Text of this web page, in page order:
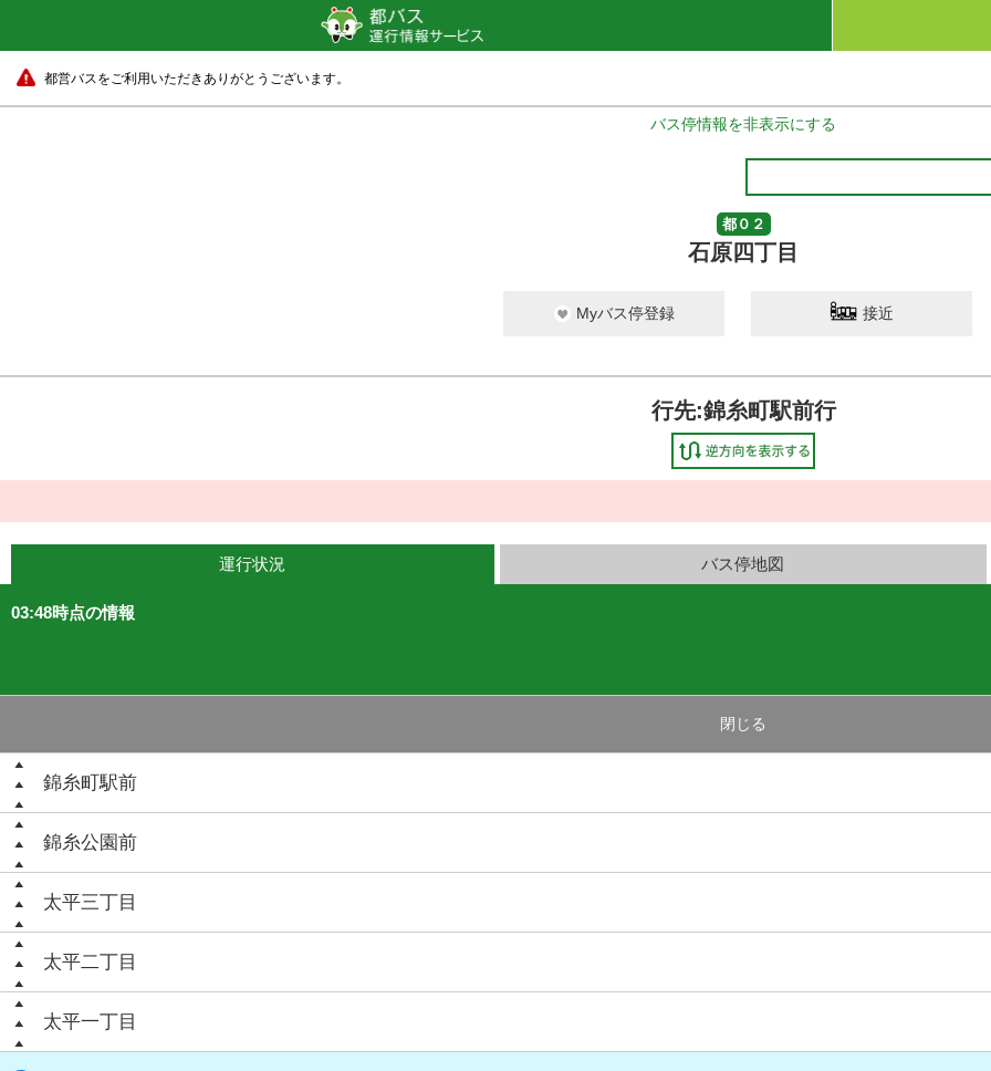
都営バスをご利用いただきありがとうございます。
バス停情報を非表示にする
都０２
石原四丁目
Myバス停登録 接近
行先:錦糸町駅前行
運行状況 バス停地図
03:48時点の情報
閉じる
錦糸町駅前
錦糸公園前
太平三丁目
太平二丁目
太平一丁目